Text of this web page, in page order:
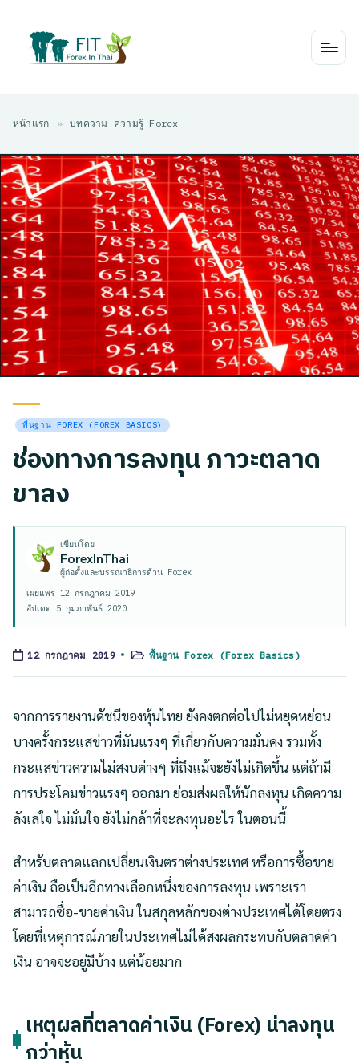
หน้าแรก » บทความ ความรู้ Forex
Posted
พื้นฐาน FOREX (FOREX BASICS)
ช่องทางการลงทุน ภาวะตลาด
ขาลง
เขียนโดย
ForexInThai
ผู้ก่อตั้งและบรรณาธิการด้าน Forex
เผยแพร่ 12 กรกฎาคม 2019
อัปเดต 5 กุมภาพันธ์ 2020
12 กรกฎาคม 2019
Postedพื้นฐาน Forex (Forex Basics)
จากการรายงานดัชนีของหุ้นไทย ยังคงตกต่อไปไม่หยุดหย่อน
บางครั้งกระแสข่าวที่มันแรงๆ ที่เกี่ยวกับความมั่นคง รวมทั้ง
กระแสข่าวความไม่สงบต่างๆ ที่ถึงแม้จะยังไม่เกิดขึ้น แต่ถ้ามี
การประโคมข่าวแรงๆ ออกมา ย่อมส่งผลให้นักลงทุน เกิดความ
ลังเลใจ ไม่มั่นใจ ยังไม่กล้าที่จะลงทุนอะไร ในตอนนี้
สำหรับตลาดแลกเปลี่ยนเงินตราต่างประเทศ หรือการซื้อขาย
ค่าเงิน ถือเป็นอีกทางเลือกหนึ่งของการลงทุน เพราะเรา
สามารถซื่อ-ขายค่าเงิน ในสกุลหลักของต่างประเทศได้โดยตรง
โดยที่เหตุการณ์ภายในประเทศไม่ได้สงผลกระทบกับตลาดค่า
เงิน อาจจะอยู่มีบ้าง แต่น้อยมาก
เหตุผลที่ตลาดค่าเงิน (Forex) น่าลงทุน
กว่าหุ้น